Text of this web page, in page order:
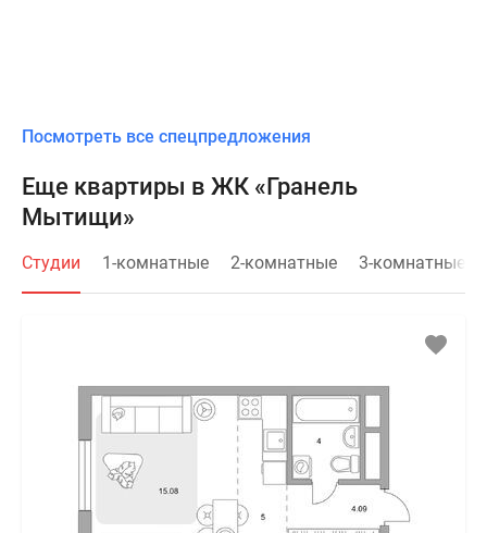
Посмотреть все спецпредложения
Еще квартиры в ЖК «Гранель
Мытищи»
Студии 1-комнатные 2-комнатные 3-комнатные